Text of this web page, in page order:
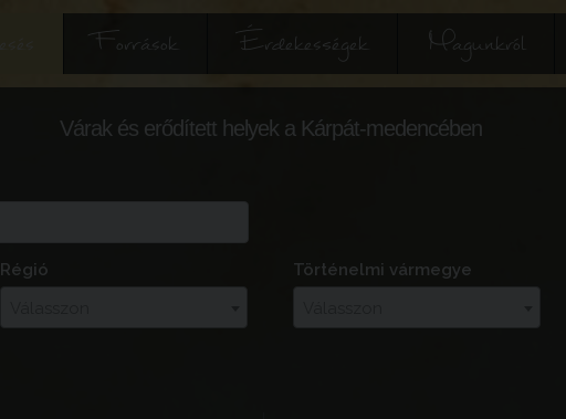
Források Érdekességek Magunkról
Várak és erődített helyek a Kárpát-medencében
Régió
Történelmi vármegye